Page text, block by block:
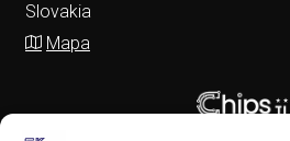
Slovakia
Mapa